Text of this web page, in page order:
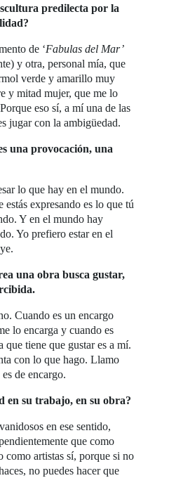
predilecta por la
de ‘Fabulas del Mar’
y otra, personal mía, que
verde y amarillo muy
y mitad mujer, que me lo
eso sí, a mí una de las
jugar con la ambigüedad.
una provocación, una
lo que hay en el mundo.
expresando es lo que tú
Y en el mundo hay
Yo prefiero estar en el
una obra busca gustar,
Cuando es un encargo
lo encarga y cuando es
que tiene que gustar es a mí.
con lo que hago. Llamo
de encargo.
en su trabajo, en su obra?
en ese sentido,
que como
como artistas sí, porque si no
no puedes hacer que